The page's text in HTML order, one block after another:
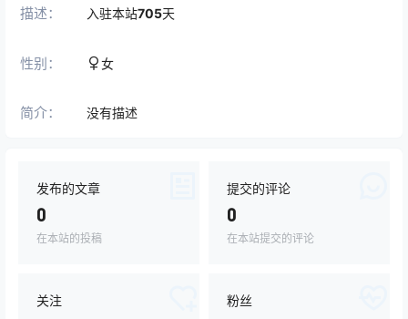
描述： 入驻本站705天
性别： 女
简介： 没有描述
发布的文章
0
在本站的投稿
提交的评论
0
在本站提交的评论
关注 粉丝